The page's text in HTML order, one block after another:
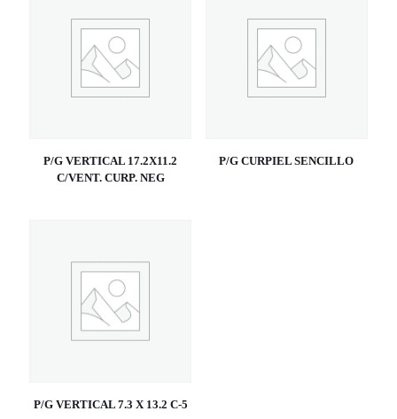
P/G VERTICAL 17.2X11.2
C/VENT. CURP. NEG
P/G CURPIEL SENCILLO
P/G VERTICAL 7.3 X 13.2 C-5